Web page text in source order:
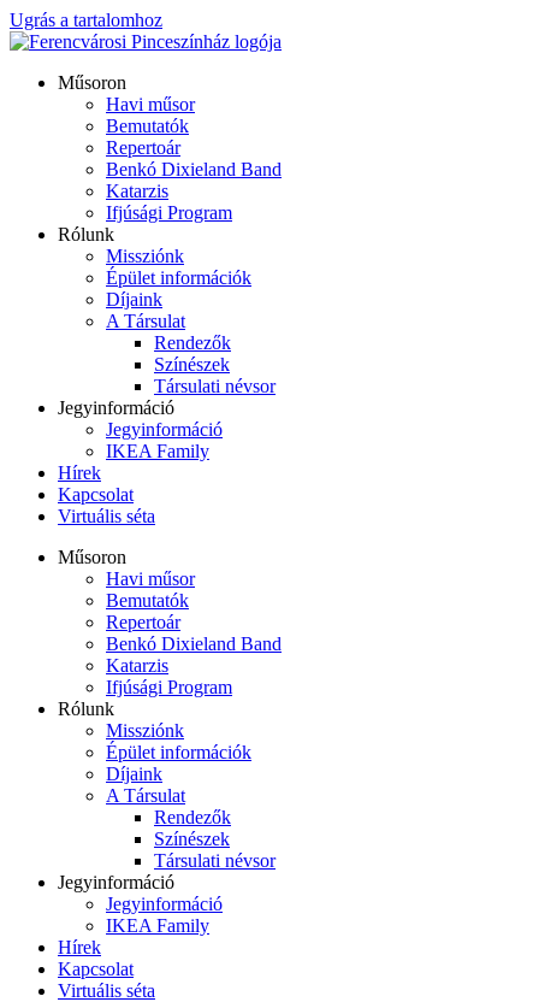
Ugrás a tartalomhoz
Műsoron
Havi műsor
Bemutatók
Repertoár
Benkó Dixieland Band
Katarzis
Ifjúsági Program
Rólunk
Missziónk
Épület információk
Díjaink
A Társulat
Rendezők
Színészek
Társulati névsor
Jegyinformáció
Jegyinformáció
IKEA Family
Hírek
Kapcsolat
Virtuális séta
Műsoron
Havi műsor
Bemutatók
Repertoár
Benkó Dixieland Band
Katarzis
Ifjúsági Program
Rólunk
Missziónk
Épület információk
Díjaink
A Társulat
Rendezők
Színészek
Társulati névsor
Jegyinformáció
Jegyinformáció
IKEA Family
Hírek
Kapcsolat
Virtuális séta